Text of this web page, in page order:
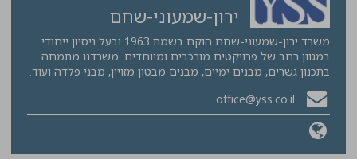
ירון-שמעוני-שחם
משרד ירון-שמעוני-שחם הוקם בשמת 1963 ובעל ניסיון ייחודי
במגוון רחב של פרויקטים מורכבים ומיוחדים. משרדנו מתמחה
בתכנון גשרים, מבנים ימיים, מבנים מבטון מזויין, מבני פלדה ועוד.
office@yss.co.il